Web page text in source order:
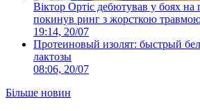
Віктор Ортіс дебютував у боях на
покинув ринг з жорсткою
19:14, 20/07
Протеиновый изолят: быстрый
лактозы
08:06, 20/07
Більше новин